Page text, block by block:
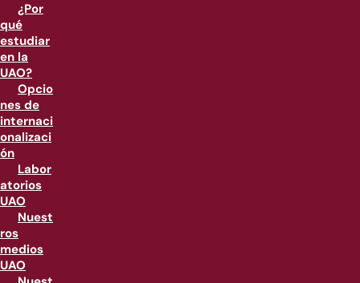
¿Por
qué
estudiar
en la
UAO?
Opcio
nes de
internaci
onalizaci
ón
Labor
atorios
UAO
Nuest
ros
medios
UAO